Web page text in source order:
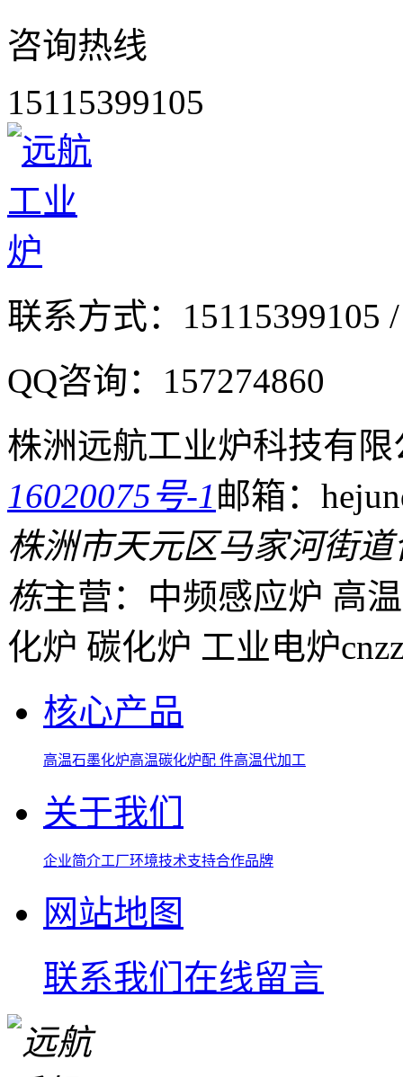
咨询热线
15115399105
联系方式： 15115399105
QQ咨询： 157274860
株洲远航工业炉科技有限
16020075号-1邮箱：
株洲市天元区马家河街
栋主营：中频感应炉 高
化炉 碳化炉 工业电炉
核心产品
高温石墨化炉高温碳化炉配 件高温代加工
关于我们
企业简介工厂环境技术支持合作品牌
网站地图
联系我们 在线留言